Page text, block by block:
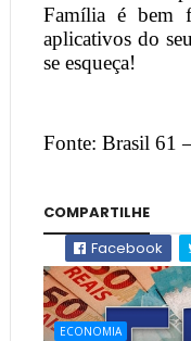
Família é bem
aplicativos do
se esqueça!
Fonte: Brasil 61
COMPARTILHE
Facebook
ECONOMIA